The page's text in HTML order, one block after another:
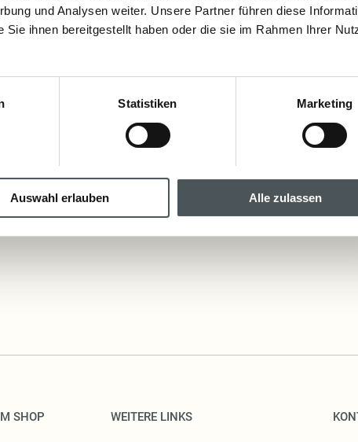
und Analysen weiter. Unsere Partner führen diese
ihnen bereitgestellt haben oder die sie im Rahmen Ihrer
Statistiken Marketing
Auswahl erlauben Alle zulassen
Ingredients: Butyrospermum Parkii Butter, Zea Mays Starch, Sodium
Theobroma Cacao Seed Butter, Zinc Oxide, Prunus Amygdalus Dulcis
SHOP WEITERE LINKS